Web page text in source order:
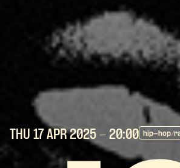
THU 17 APR2025 - 20:00 hip-hop/